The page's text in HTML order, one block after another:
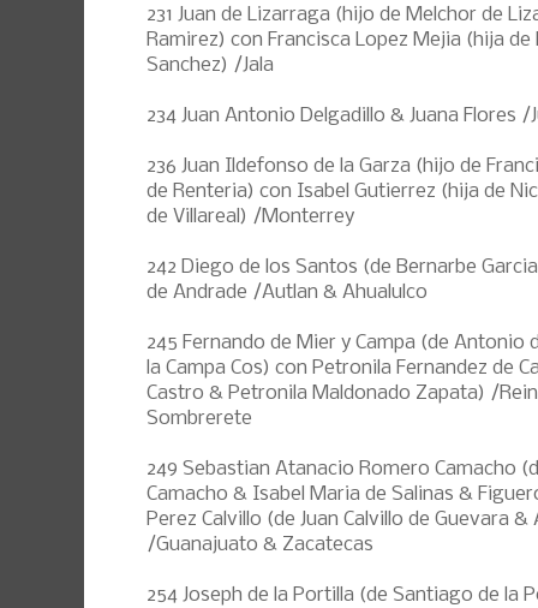
231 Juan de Lizarraga (hijo de Melchor de
Ramirez) con Francisca Lopez Mejia (hija de
Sanchez) /Jala
234 Juan Antonio Delgadillo & Juana Flores /
236 Juan Ildefonso de la Garza (hijo de
de Renteria) con Isabel Gutierrez (hija de
de Villareal) /Monterrey
242 Diego de los Santos (de Bernarbe
de Andrade /Autlan & Ahualulco
245 Fernando de Mier y Campa (de Antonio
la Campa Cos) con Petronila Fernandez de
Castro & Petronila Maldonado Zapata) /
Sombrerete
249 Sebastian Atanacio Romero Camacho
Camacho & Isabel Maria de Salinas &
Perez Calvillo (de Juan Calvillo de Guevara
/Guanajuato & Zacatecas
254 Joseph de la Portilla (de Santiago de la